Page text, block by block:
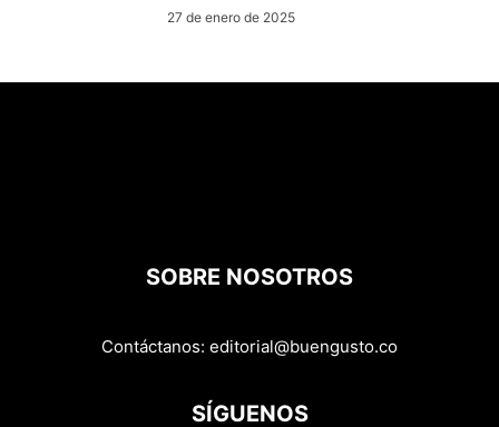
27 de enero de 2025
SOBRE NOSOTROS
Contáctanos: editorial@buengusto.co
SÍGUENOS